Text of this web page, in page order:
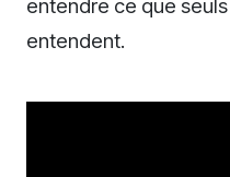
entendre ce que
entendent.